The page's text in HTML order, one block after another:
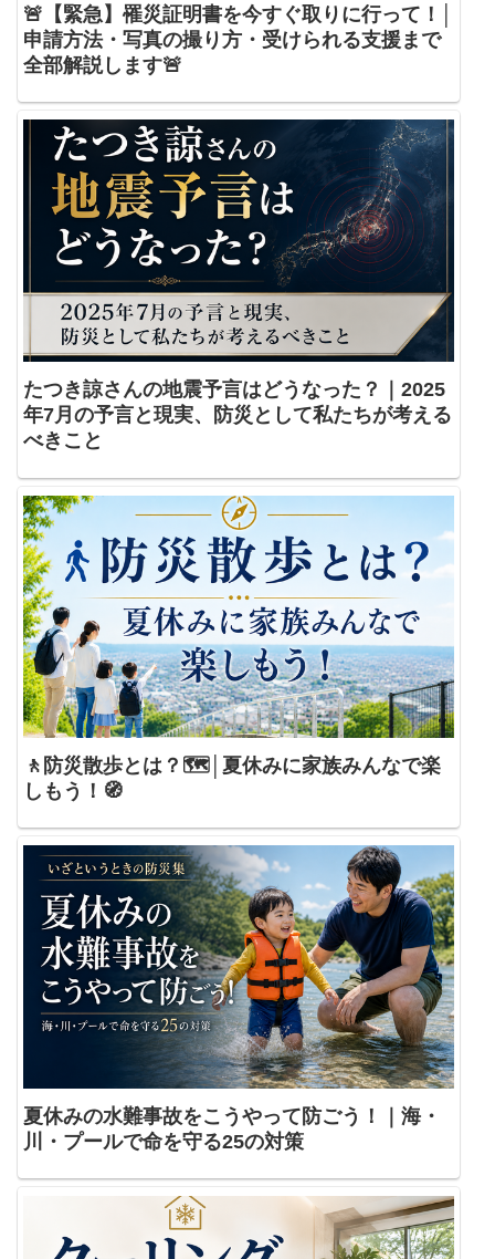
🚨【緊急】罹災証明書を今すぐ取りに行って！│
申請方法・写真の撮り方・受けられる支援まで
全部解説します🚨
たつき諒さんの地震予言はどうなった？｜2025
年7月の予言と現実、防災として私たちが考える
べきこと
🚶防災散歩とは？🗺️│夏休みに家族みんなで楽
しもう！🧭
夏休みの水難事故をこうやって防ごう！｜海・
川・プールで命を守る25の対策